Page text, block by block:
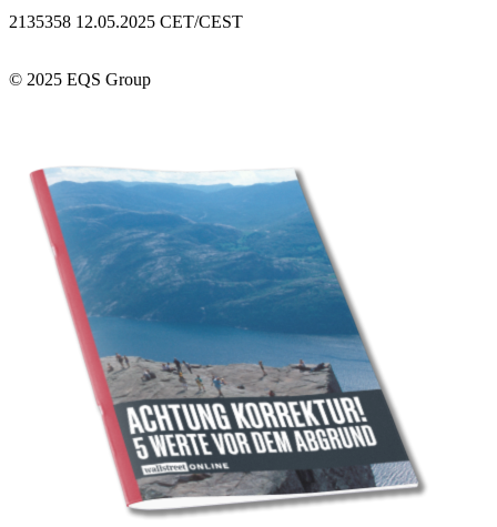
2135358 12.05.2025 CET/CEST
© 2025 EQS Group